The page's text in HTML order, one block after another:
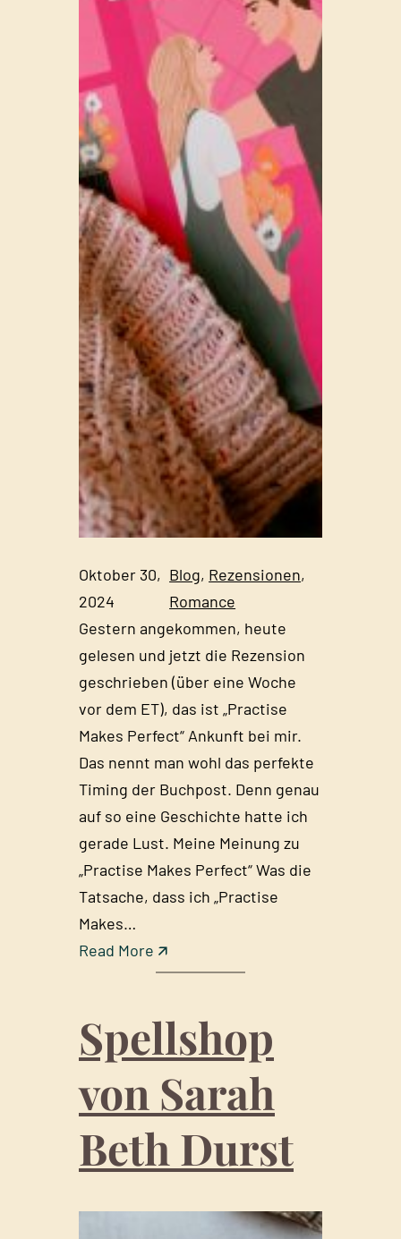
Oktober 30,
2024
Blog, Rezensionen
Romance
Gestern angekommen, heute
gelesen und jetzt die Rezension
geschrieben (über eine Woche
vor dem ET), das ist „Practise
Makes Perfect“ Ankunft bei mir.
Das nennt man wohl das perfekte
Timing der Buchpost. Denn genau
auf so eine Geschichte hatte ich
gerade Lust. Meine Meinung zu
„Practise Makes Perfect“ Was die
Tatsache, dass ich „Practise
Makes…
Read More 🡭:
P
a
c
t
i
e
a
Spellshop
von Sarah
Beth Durst